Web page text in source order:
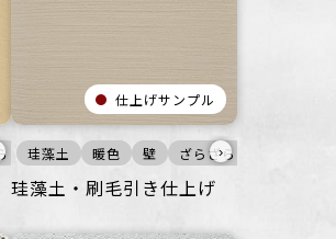
住空間 商業空間
住空間 商業空間 宿泊施設
その他 オフィス 住空間
仕上げサンプル
珪藻土 暖色 壁 ざらざら
›
珪藻土・刷毛引き仕上げ